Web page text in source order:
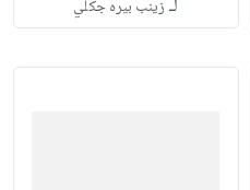
لـ زينب بيره جكلي